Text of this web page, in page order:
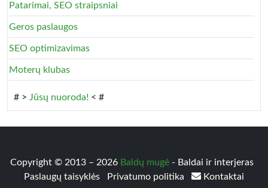
Patarimai, SEO straipsniai
Geros paslaugos
SEO optimizavimas
Moterų klubas
# > Jūsų nuoroda! < #
Copyright © 2013 – 2026 Baldų mugė - Baldai ir interjeras
Paslaugų taisyklės
Privatumo politika Kontaktai